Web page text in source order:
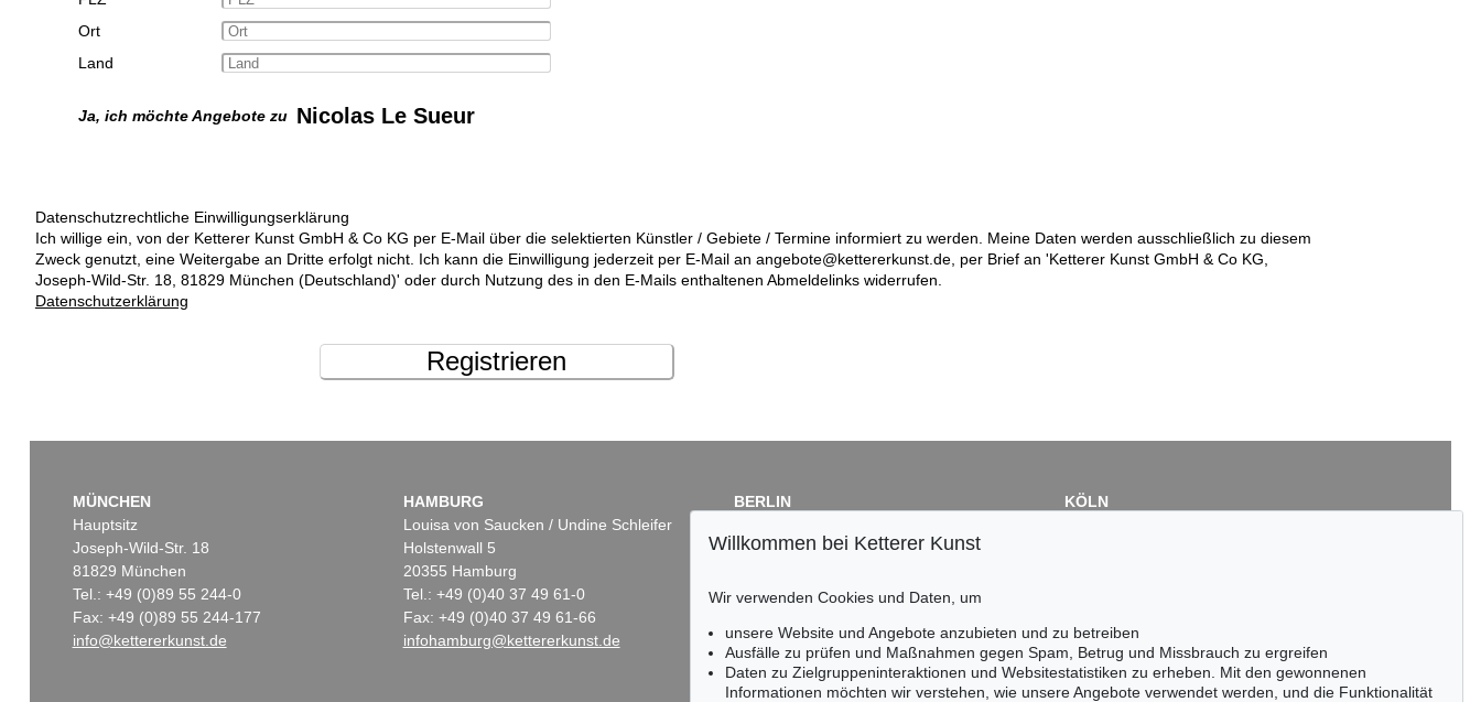
Ort
Land
Ja, ich möchte Angebote zu Nicolas Le Sueur
Datenschutzrechtliche Einwilligungserklärung
Ich willige ein, von der Ketterer Kunst GmbH & Co KG per E-Mail über die selektierten Künstler / Gebiete / Termine informiert zu werden. Meine Daten werden ausschließlich zu diesem
Zweck genutzt, eine Weitergabe an Dritte erfolgt nicht. Ich kann die Einwilligung jederzeit per E-Mail an angebote@kettererkunst.de, per Brief an 'Ketterer Kunst GmbH & Co KG,
Joseph-Wild-Str. 18, 81829 München (Deutschland)' oder durch Nutzung des in den E-Mails enthaltenen Abmeldelinks widerrufen.
Datenschutzerklärung
Registrieren
MÜNCHEN
Hauptsitz
Joseph-Wild-Str. 18
81829 München
Tel.: +49 (0)89 55 244-0
Fax: +49 (0)89 55 244-177
info@kettererkunst.de
HAMBURG
Louisa von Saucken / Undine Schleifer
Holstenwall 5
20355 Hamburg
Tel.: +49 (0)40 37 49 61-0
Fax: +49 (0)40 37 49 61-66
infohamburg@kettererkunst.de
BERLIN
Fasanenstr. 70
Tel.: +49 (0)30 88 67 53-63
infoberlin@kettererkunst.de
KÖLN
Willkommen bei Ketterer Kunst
Wir verwenden Cookies und Daten, um
unsere Website und Angebote anzubieten und zu betreiben
Ausfälle zu prüfen und Maßnahmen gegen Spam, Betrug und Missbrauch zu ergreifen
Daten zu Zielgruppeninteraktionen und Websitestatistiken zu erheben. Mit den gewonnenen
Informationen möchten wir verstehen, wie unsere Angebote verwendet werden, und die Funktionalität